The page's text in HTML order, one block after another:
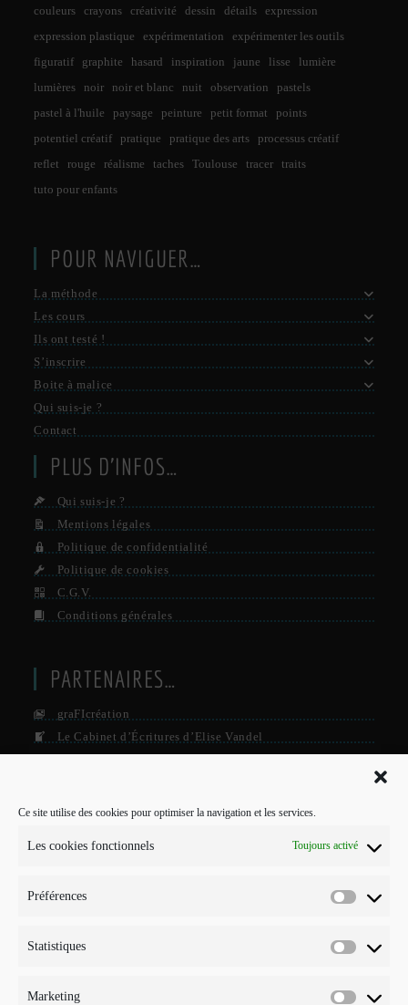
Ce site utilise des cookies pour optimiser la navigation et les services.
Les cookies fonctionnels Toujours activé
Préférences
Statistiques
Marketing
couleurs
crayons créativité dessin détails
expression
expression plastique
expérimentation
expérimenter les outils
figuratif
graphite hasard inspiration jaune lisse
lumière
lumières
noir noir et blanc nuit observation
pastels
pastel à l'huile
paysage peinture petit format
points
potentiel créatif
pratique pratique des arts
processus créatif
reflet
rouge réalisme taches Toulouse tracer
traits
tuto pour enfants
POUR NAVIGUER…
La méthode
Les cours
Ils ont testé !
S’inscrire
Boite à malice
Qui suis-je ?
Contact
PLUS D’INFOS…
Qui suis-je ?
Mentions légales
Politique de confidentialité
Politique de cookies
C.G.V.
Conditions générales
PARTENAIRES…
graFIcréation
Le Cabinet d’Écritures d’Elise Vandel
POUR ME CONTACTER…
Mobile :
E-mail :